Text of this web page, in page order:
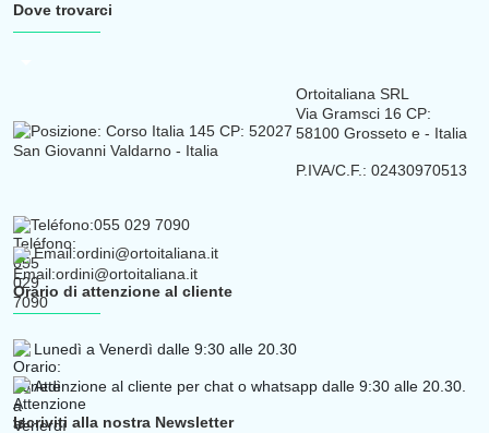
Dove trovarci
Ortoitaliana SRL
Via Gramsci 16 CP:
58100 Grosseto e - Italia
P.IVA/C.F.: 02430970513
Teléfono:055 029 7090
Email:ordini@ortoitaliana.it
Orario di attenzione al cliente
Lunedì a Venerdì dalle 9:30 alle 20.30
Attenzione al cliente per chat o whatsapp dalle 9:30 alle 20.30.
Iscriviti alla nostra Newsletter